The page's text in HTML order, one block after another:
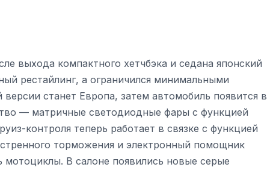
выхода компактного хетчбэка и седана японский
рестайлинг, а ограничился минимальными
станет Европа, затем автомобиль появится в
— матричные светодиодные фары с функцией
контроля теперь работает в связке с функцией
торможения и электронный помощник
В салоне появились новые серые